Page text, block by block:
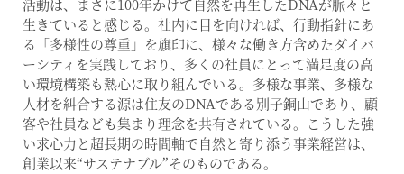
活動は、まさに100年かけて自然を再生したDNAが脈々と
生きていると感じる。社内に目を向ければ、行動指針にあ
る「多様性の尊重」を旗印に、様々な働き方含めたダイバ
ーシティを実践しており、多くの社員にとって満足度の高
い環境構築も熱心に取り組んでいる。多様な事業、多様な
人材を糾合する源は住友のDNAである別子銅山であり、顧
客や社員なども集まり理念を共有されている。こうした強
い求心力と超長期の時間軸で自然と寄り添う事業経営は、
創業以来“サステナブル”そのものである。